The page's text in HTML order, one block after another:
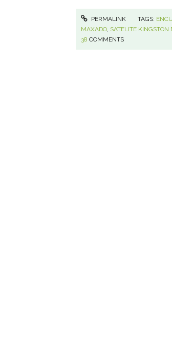
PERMALINK TAGS:
MAXADO SATELITE KINGSTON
38 COMMENTS